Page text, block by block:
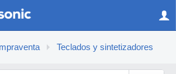
Teclados y sintetizadores